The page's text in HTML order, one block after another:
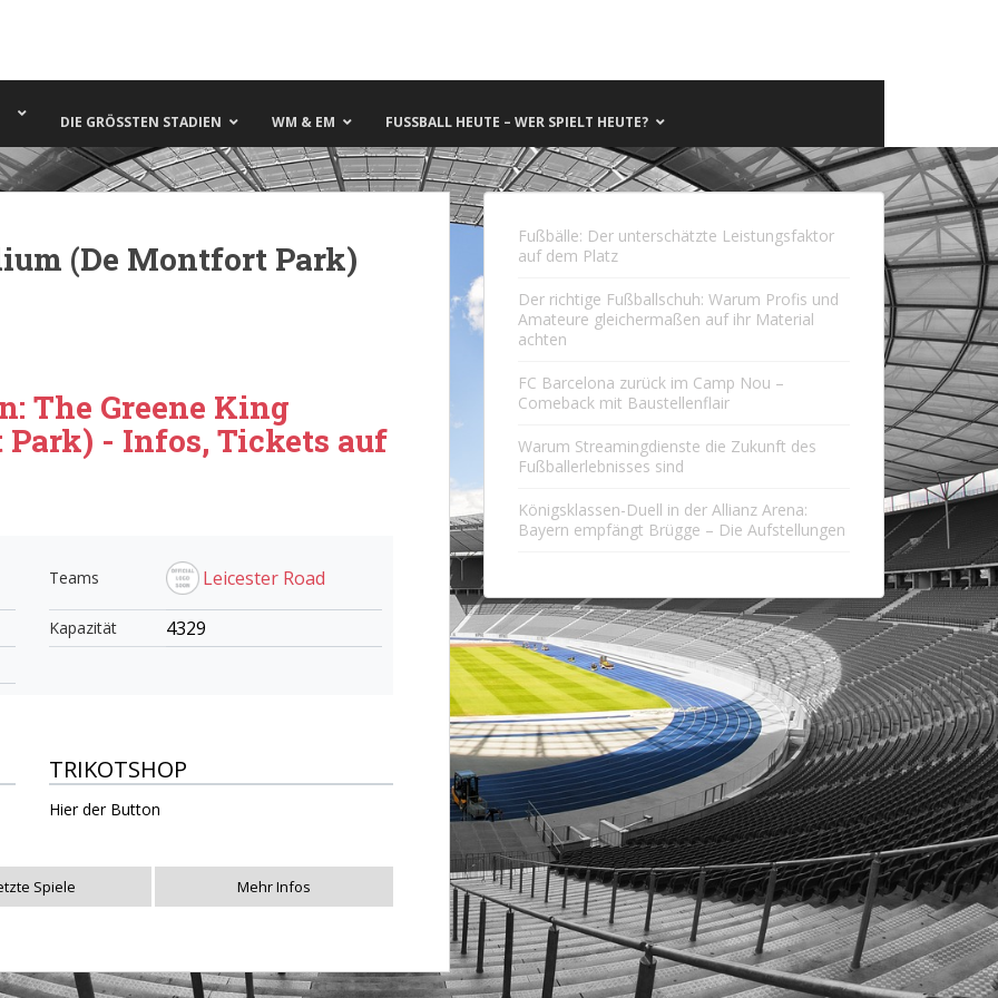
DIE GRÖSSTEN STADIEN WM & EM FUSSBALL HEUTE – WER SPIELT HEUTE?
(De Montfort Park)
The Greene King
- Infos, Tickets auf
Teams Leicester Road
Kapazität 4329
TRIKOTSHOP
Hier der Button
Spiele Mehr Infos
Fußbälle: Der unterschätzte Leistungsfaktor
auf dem Platz
Der richtige Fußballschuh: Warum Profis und
Amateure gleichermaßen auf ihr Material
achten
FC Barcelona zurück im Camp Nou –
Comeback mit Baustellenflair
Warum Streamingdienste die Zukunft des
Fußballerlebnisses sind
Königsklassen-Duell in der Allianz Arena:
Bayern empfängt Brügge – Die Aufstellungen